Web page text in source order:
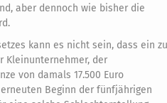
aber dennoch wie bisher die
kann es nicht sein, dass ein
Kleinunternehmer, der
von damals 17.500 Euro
Beginn der fünfjährigen